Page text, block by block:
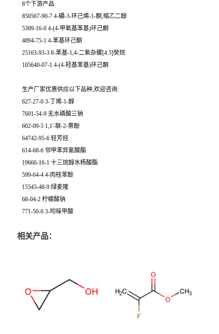
8个下游产品
850567-90-7 4-硼-3-环己烯-1-酮,缩乙二醇
5309-16-0 4-(4-甲氧基苯基)环己酮
4894-75-1 4-苯基环己酮
25163-93-3 8-苯基-1,4-二氧杂螺[4.5]癸烷
105640-07-1 4-(4-羟基苯基)环己酮
生产厂家优惠供应以下品种,欢迎咨询:
627-27-0 3-丁烯-1-醇
7601-54-9 无水磷酸三钠
602-09-5 1,1'-联-2-萘酚
64742-95-6 轻芳烃
614-68-6 邻甲苯异氰酸酯
19666-16-1 十三烷醇水杨酸酯
599-64-4 4-肉桂苯酚
15545-48-9 绿麦隆
68-04-2 柠檬酸钠
771-50-6 3-吲哚甲酸
相关产品：